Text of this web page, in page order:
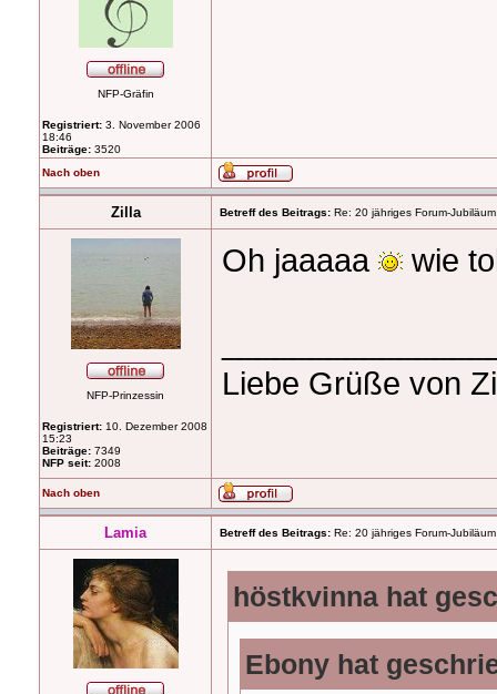
NFP-Gräfin
Registriert: 3. November 2006
18:46
Beiträge: 3520
Nach oben
Zilla Betreff des Beitrags: Re: 20 jähriges Forum-
NFP-Prinzessin
Registriert: 10. Dezember 2008
15:23
Beiträge: 7349
NFP seit: 2008
Oh jaaaaa wie
Liebe Grüße von
Nach oben
Lamia Betreff des Beitrags: Re: 20 jähriges Forum-
höstkvinna hat
Ebony hat